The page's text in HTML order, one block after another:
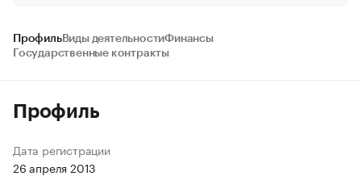
ПрофильВиды деятельностиФинансы
Государственные контракты
Профиль
Дата регистрации
26 апреля 2013